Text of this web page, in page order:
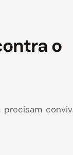
o